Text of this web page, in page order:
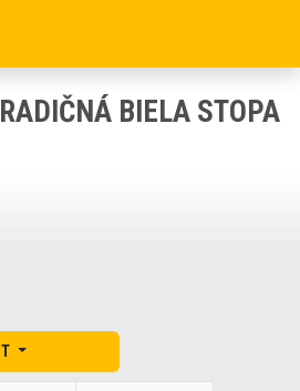
BIELA STOPA